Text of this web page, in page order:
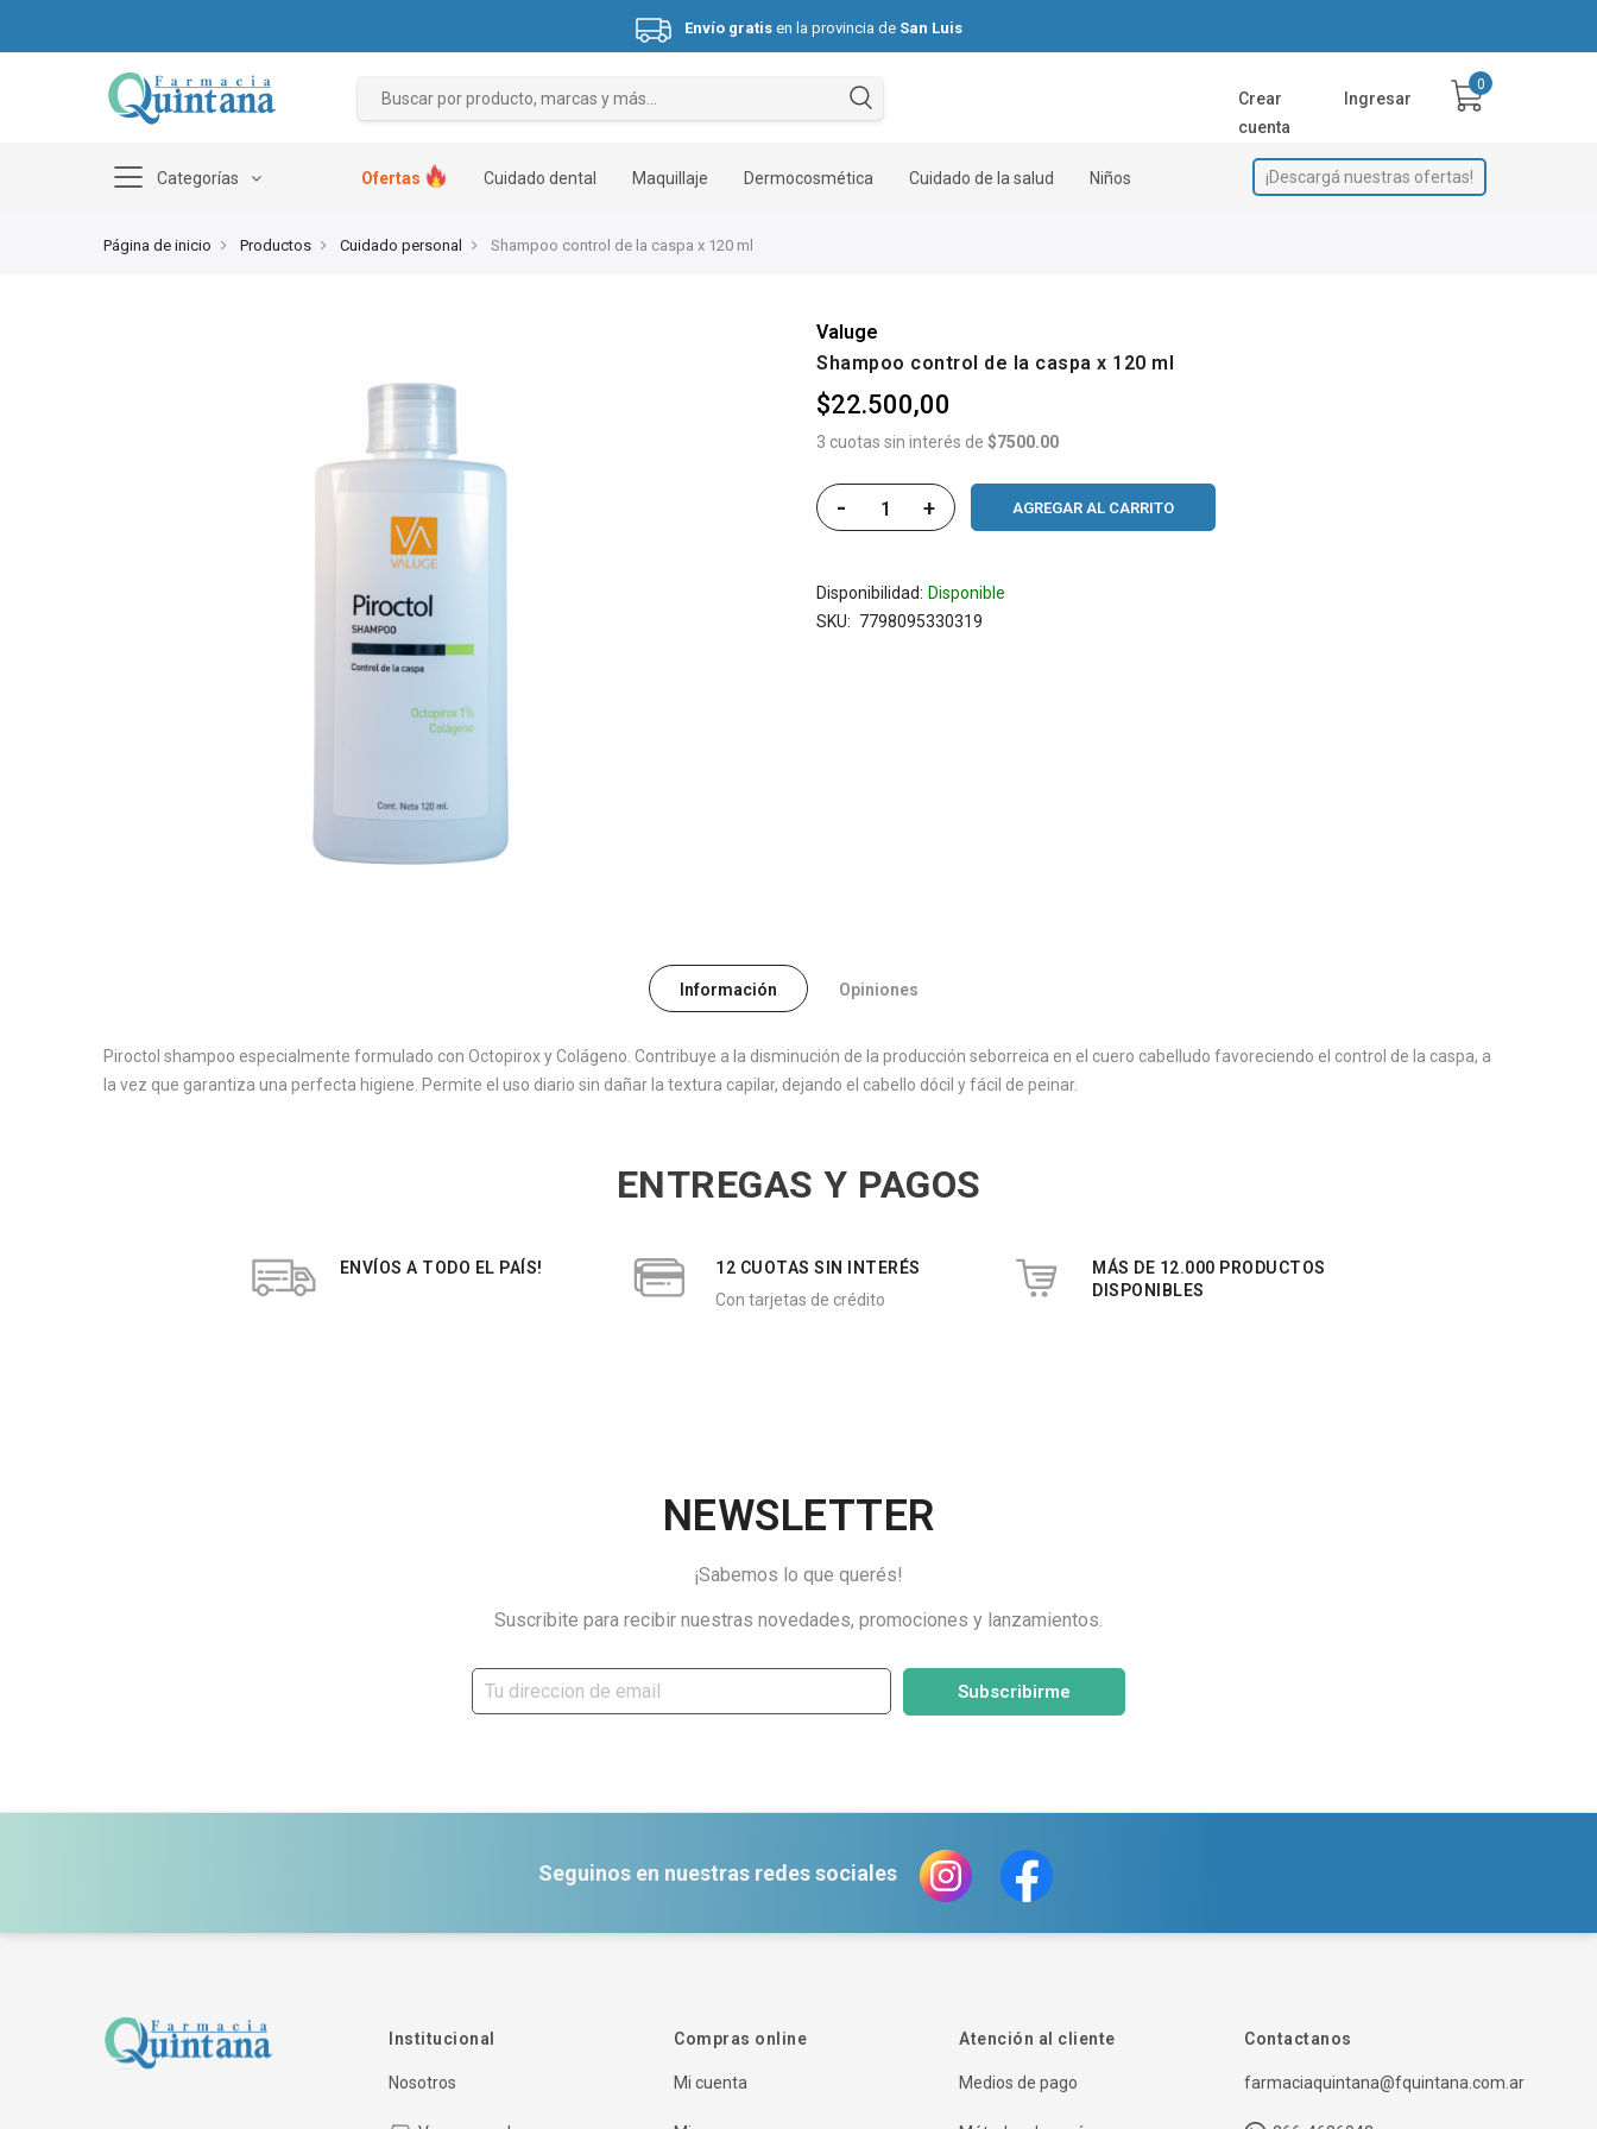
Envío gratis en la provincia de San Luis
Hasta 3 cuotas sin interés.
Crear
cuenta
Ingresar
Categorías Ofertas Cuidado dental Maquillaje Dermocosmética Cuidado de la salud Niños ¡Descargá nuestras ofertas!
Página de inicio Productos Cuidado personal Shampoo control de la caspa x 120 ml
Valuge
Shampoo control de la caspa x 120 ml
$22.500,00
3 cuotas sin interés de $7500.00
- + AGREGAR AL CARRITO
Disponibilidad: Disponible
SKU
7798095330319
Información Opiniones
Piroctol shampoo especialmente formulado con Octopirox y Colágeno. Contribuye a la disminución de la producción seborreica en el cuero cabelludo favoreciendo el control de la caspa, a
la vez que garantiza una perfecta higiene. Permite el uso diario sin dañar la textura capilar, dejando el cabello dócil y fácil de peinar.
ENTREGAS Y PAGOS
ENVÍOS A TODO EL PAÍS!
12 CUOTAS SIN INTERÉS
Con tarjetas de crédito
MÁS DE 12.000 PRODUCTOS
DISPONIBLES
NEWSLETTER
¡Sabemos lo que querés!
Suscribite para recibir nuestras novedades, promociones y lanzamientos.
Subscribirme
Seguinos en nuestras redes sociales
Institucional
Nosotros
Compras online
Mi cuenta
Atención al cliente
Medios de pago
Contactanos
farmaciaquintana@fquintana.com.ar